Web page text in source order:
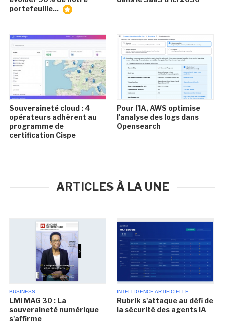
portefeuille...
Souveraineté cloud : 4
opérateurs adhèrent au
programme de
certification Cispe
Pour l'IA, AWS optimise
l'analyse des logs dans
Opensearch
ARTICLES À LA UNE
BUSINESS
LMI MAG 30 : La
souveraineté numérique
s'affirme
INTELLIGENCE ARTIFICIELLE
Rubrik s'attaque au défi de
la sécurité des agents IA